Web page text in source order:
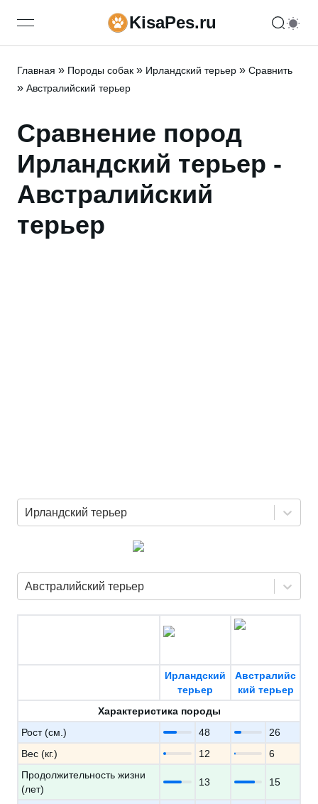
open navigation menuKisaPes.ru
Главная » Породы собак » Ирландский терьер » Сравнить
» Австралийский терьер
Сравнение пород
Ирландский терьер -
Австралийский
терьер
Ирландский терьер
Австралийский терьер
Ирландский
терьер
Австралийс
кий терьер
Характеристика породы
Рост (см.)
48
26
Вес (кг.)
12
6
Продолжительность жизни
(лет)
13 15